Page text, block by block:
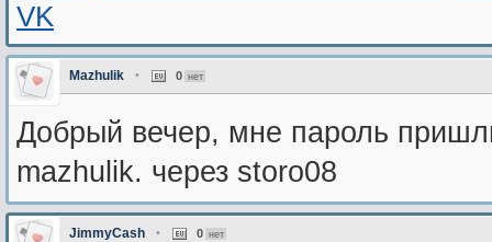
VK
Mazhulik • 0 нет
Добрый вечер, мне пароль
mazhulik. через storo08
JimmyCash • 0 нет